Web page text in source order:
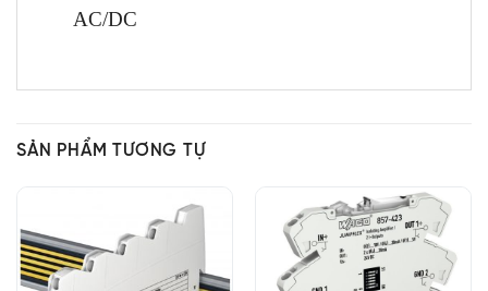
AC/DC
SẢN PHẨM TƯƠNG TỰ